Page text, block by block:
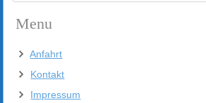
Menu
Anfahrt
Kontakt
Impressum